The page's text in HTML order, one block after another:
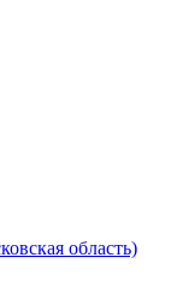
область)